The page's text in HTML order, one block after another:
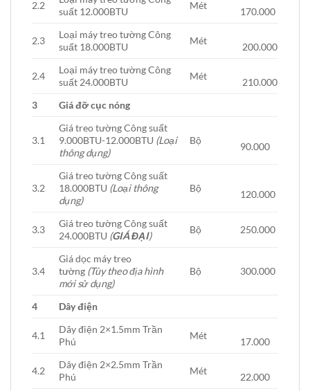
2.2
suất 12.000BTU
Mét
170.000
2.3
Loại máy treo tường Công
suất 18.000BTU
Mét
200.000
2.4
Loại máy treo tường Công
suất 24.000BTU
Mét
210.000
3
Giá đỡ cục nóng
3.1
Giá treo tường Công suất
9.000BTU-12.000BTU (Loại
thông dụng)
Bộ
90.000
3.2
Giá treo tường Công suất
18.000BTU (Loại thông
dụng)
Bộ
120.000
3.3
Giá treo tường Công suất
24.000BTU (GIÁ ĐẠI)
Bộ 250.000
3.4
Giá dọc máy treo
tường (Tùy theo địa hình
mới sử dụng)
Bộ 300.000
4 Dây điện
4.1
Dây điện 2×1.5mm Trần
Phú
Mét
17.000
4.2
Dây điện 2×2.5mm Trần
Phú
Mét
22.000